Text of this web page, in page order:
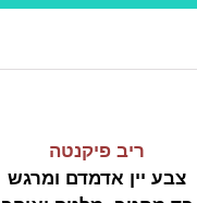
ריב פיקנטה
צבע יין אדמדם ומרגש